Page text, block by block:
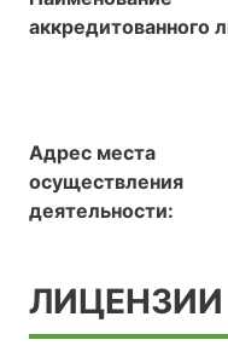
аккредитованного
Адрес места
осуществления
деятельности:
ЛИЦЕНЗИИ